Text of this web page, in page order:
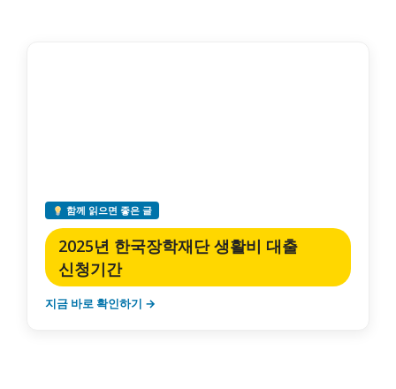
함께 읽으면 좋은 글
2025년 한국장학재단 생활비 대출
신청기간
지금 바로 확인하기 →